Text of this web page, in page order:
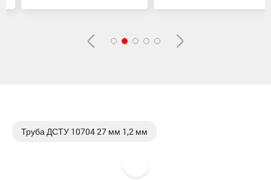
Труба ДСТУ 10704 27 мм 1,2 мм